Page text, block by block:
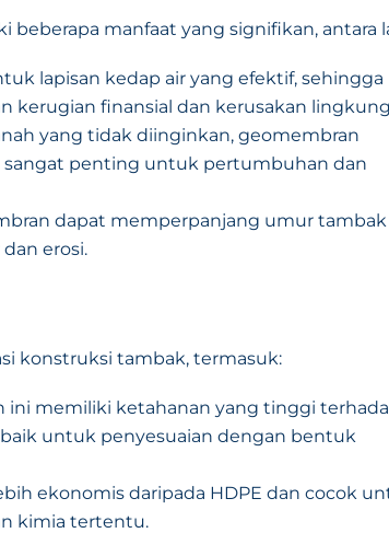
manfaat yang signifikan, antara
lapisan kedap air yang efektif, sehingga
kerugian finansial dan kerusakan
yang tidak diinginkan, geomembran
sangat penting untuk pertumbuhan dan
dapat memperpanjang umur tambak
erosi.
konstruksi tambak, termasuk:
ini memiliki ketahanan yang tinggi
untuk penyesuaian dengan bentuk
ekonomis daripada HDPE dan cocok
kimia tertentu.